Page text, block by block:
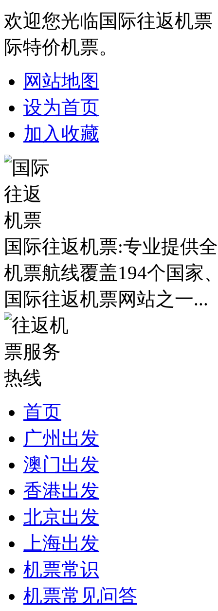
欢迎您光临国际往返机
际特价机票。
网站地图
设为首页
加入收藏
国际往返机票:专业提供
机票航线覆盖194个国家
国际往返机票网站之一...
首页
广州出发
澳门出发
香港出发
北京出发
上海出发
机票常识
机票常见问答